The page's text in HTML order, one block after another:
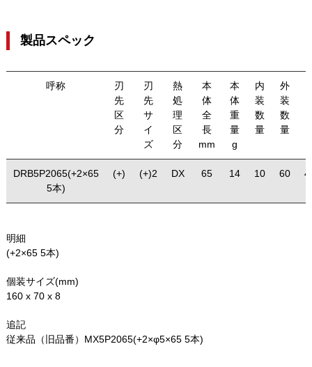
製品スペック
呼称
刃
先
区
分
刃
先
サ
イ
ズ
熱
処
理
区
分
本
体
全
長
mm
本
体
重
量
g
内
装
数
量
外
装
数
量
DRB5P2065(+2×65
5本)
(+) (+)2 DX 65 14 10 60
明細
(+2×65 5本)
個装サイズ(mm)
160 x 70 x 8
追記
従来品（旧品番）MX5P2065(+2×φ5×65 5本)